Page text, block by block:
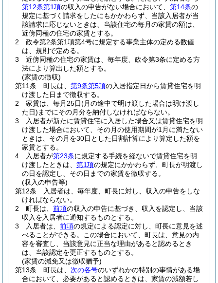
第12条第1項の収入の申告がない場合において、 第14条の
規定に基づく請求をしたにもかかわらず、当該入居者が当
該請求に応じないときは、当該住宅の毎月の家賃の額は、
近傍同種の住宅の家賃とする。
2
政令第2条第1項第4号に規定する事業主体の定める数値
は、規則で定める。
3
近傍同種の住宅の家賃は、毎年度、政令第3条に定める方
法により算出した額とする。
(家賃の徴収)
第11条
町長は、 第9条第5項の入居指定日から賃貸住宅を明
け渡した日まで徴収する。
2
家賃は、毎月25日(月の途中で明け渡した場合は明け渡し
た日) までにその月分を納付しなければならない。
3
入居者が新たに賃貸住宅に入居した場合又は賃貸住宅を明
け渡した場合において、その月の使用期間が1月に満たない
ときは、その月を30日とした日割計算により算定した額を
家賃とする。
4
入居者が第23条に規定する手続を経ないで賃貸住宅を明
け渡したときは、 第1項の規定にかかわらず、町長が明渡し
の日を認定し、その日までの家賃を徴収する。
(収入の申告等)
第12条
入居者は、毎年度、町長に対し、収入の申告をしな
ければならない。
2
町長は、 前項の収入の申告に基づき、収入を認定し、当該
収入を入居者に通知するものとする。
3
入居者は、 前項の規定による認定に対し、町長に意見を述
べることができる。
この場合において、町長は、意見の内
容を審査し、当該意見に正当な理由があると認めるとき
は、当該認定を更正するものとする。
(家賃の減免又は徴収猶予)
第13条
町長は、 次の各号のいずれかの特別の事情がある場
合において、必要があると認めるときは、家賃の減額若し